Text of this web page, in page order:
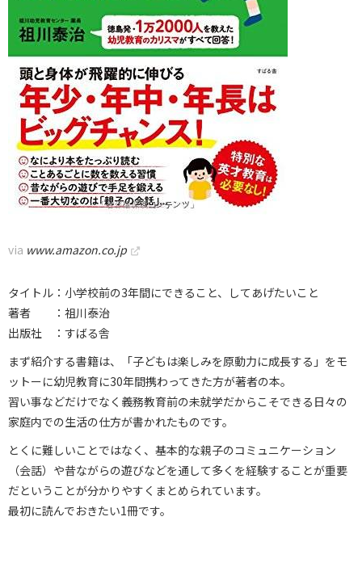
via www.amazon.co.jp
タイトル：小学校前の3年間にできること、してあげたいこと
著者 ：祖川泰治
出版社 ：すばる舎
まず紹介する書籍は、「子どもは楽しみを原動力に成長する」をモ
ットーに幼児教育に30年間携わってきた方が著者の本。
習い事などだけでなく義務教育前の未就学だからこそできる日々の
家庭内での生活の仕方が書かれたものです。
とくに難しいことではなく、基本的な親子のコミュニケーション
（会話）や昔ながらの遊びなどを通して多くを経験することが重要
だということが分かりやすくまとめられています。
最初に読んでおきたい1冊です。